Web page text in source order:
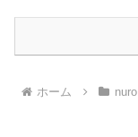
ホーム